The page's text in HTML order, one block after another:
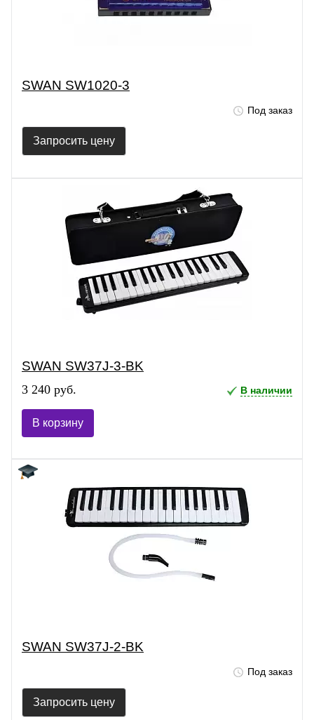
SWAN SW1020-3
Под заказ
Запросить цену
SWAN SW37J-3-BK
3 240 руб. В наличии
В корзину
SWAN SW37J-2-BK
Под заказ
Запросить цену